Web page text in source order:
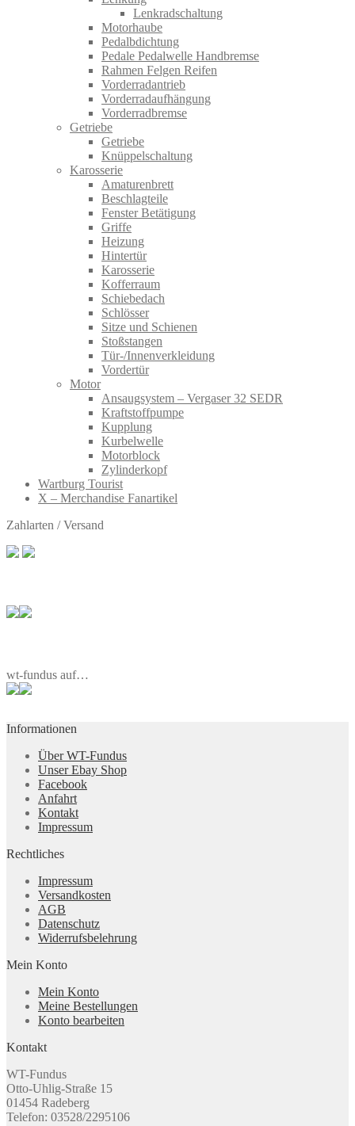
Lenkradschaltung
Motorhaube
Pedalbdichtung
Pedale Pedalwelle Handbremse
Rahmen Felgen Reifen
Vorderradantrieb
Vorderradaufhängung
Vorderradbremse
Getriebe
Getriebe
Knüppelschaltung
Karosserie
Amaturenbrett
Beschlagteile
Fenster Betätigung
Griffe
Heizung
Hintertür
Karosserie
Kofferraum
Schiebedach
Schlösser
Sitze und Schienen
Stoßstangen
Tür-/Innenverkleidung
Vordertür
Motor
Ansaugsystem – Vergaser 32 SEDR
Kraftstoffpumpe
Kupplung
Kurbelwelle
Motorblock
Zylinderkopf
Wartburg Tourist
X – Merchandise Fanartikel
Zahlarten / Versand
wt-fundus auf…
Informationen
Über WT-Fundus
Unser Ebay Shop
Facebook
Anfahrt
Kontakt
Impressum
Rechtliches
Impressum
Versandkosten
AGB
Datenschutz
Widerrufsbelehrung
Mein Konto
Mein Konto
Meine Bestellungen
Konto bearbeiten
Kontakt
WT-Fundus
Otto-Uhlig-Straße 15
01454 Radeberg
Telefon: 03528/2295106